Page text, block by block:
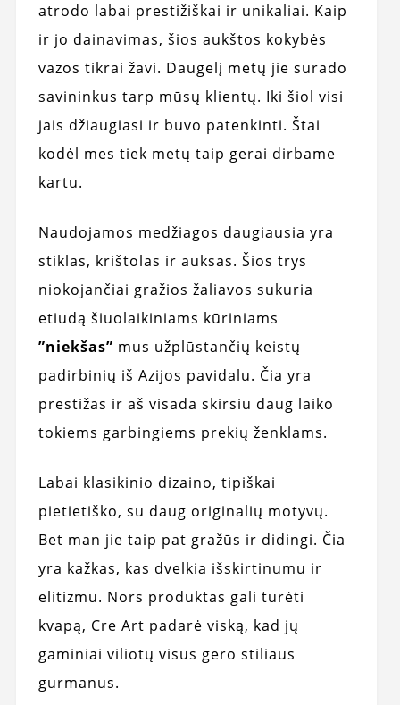
atrodo labai prestižiškai ir unikaliai. Kaip
ir jo dainavimas, šios aukštos kokybės
vazos tikrai žavi. Daugelį metų jie surado
savininkus tarp mūsų klientų. Iki šiol visi
jais džiaugiasi ir buvo patenkinti. Štai
kodėl mes tiek metų taip gerai dirbame
kartu.
Naudojamos medžiagos daugiausia yra
stiklas, krištolas ir auksas. Šios trys
niokojančiai gražios žaliavos sukuria
etiudą šiuolaikiniams kūriniams
”niekšas” mus užplūstančių keistų
padirbinių iš Azijos pavidalu. Čia yra
prestižas ir aš visada skirsiu daug laiko
tokiems garbingiems prekių ženklams.
Labai klasikinio dizaino, tipiškai
pietietiško, su daug originalių motyvų.
Bet man jie taip pat gražūs ir didingi. Čia
yra kažkas, kas dvelkia išskirtinumu ir
elitizmu. Nors produktas gali turėti
kvapą, Cre Art padarė viską, kad jų
gaminiai viliotų visus gero stiliaus
gurmanus.